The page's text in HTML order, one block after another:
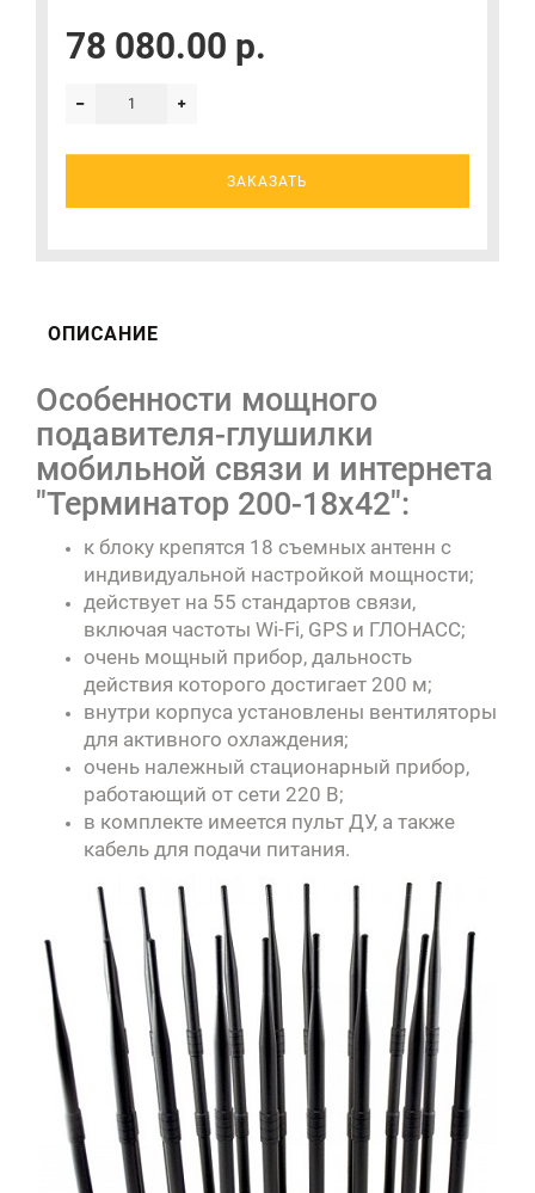
78 080.00 р.
ЗАКАЗАТЬ
ОПИСАНИЕ
Особенности мощного
подавителя-глушилки
мобильной связи и интернета
"Терминатор 200-18х42":
к блоку крепятся 18 съемных антенн с
индивидуальной настройкой мощности;
действует на 55 стандартов связи,
включая частоты Wi-Fi, GPS и ГЛОНАСС;
очень мощный прибор, дальность
действия которого достигает 200 м;
внутри корпуса установлены вентиляторы
для активного охлаждения;
очень належный стационарный прибор,
работающий от сети 220 В;
в комплекте имеется пульт ДУ, а также
кабель для подачи питания.